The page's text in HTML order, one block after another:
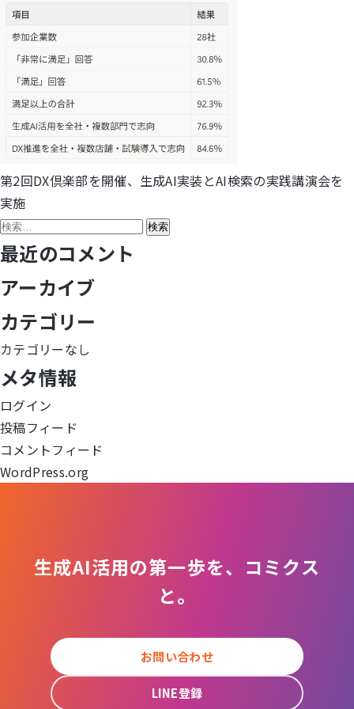
投
稿
ナ
ビ
ゲ
ー
シ
ョ
ン
第2回DX倶楽部を開催、生成AI実装とAI検索の実践講演会を
実施
検
索:
最近のコメント
アーカイブ
カテゴリー
カテゴリーなし
メタ情報
ログイン
投稿フィード
コメントフィード
WordPress.org
生成AI活用の第一歩を、コミクス
と。
お問い合わせ
LINE登録